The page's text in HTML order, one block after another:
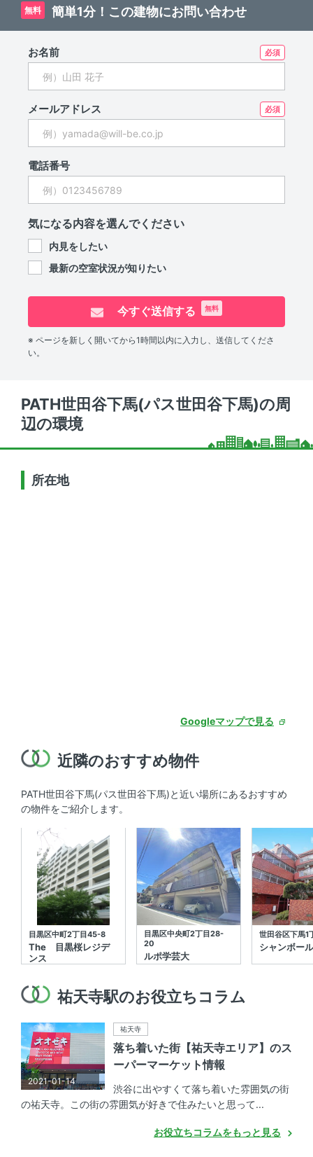
無料 簡単1分！この建物にお問い合わせ
お名前
メールアドレス
電話番号
気になる内容を選んでください
内見をしたい
最新の空室状況が知りたい
今すぐ送信する 無料
※ ページを新しく開いてから1時間以内に入力し、送信してくださ
い。
PATH世田谷下馬(パス世田谷下馬)の周
辺の環境
所在地
Googleマップで見る
近隣のおすすめ物件
PATH世田谷下馬(パス世田谷下馬)と近い場所にあるおすすめ
の物件をご紹介します。
目黒区中町2丁目45-8
The 目黒桜レジデ
ンス
目黒区中央町2丁目28-
20
ルポ学芸大
世田谷区下馬1
シャンボー
祐天寺駅のお役立ちコラム
2021-01-14
祐天寺
落ち着いた街【祐天寺エリア】のス
ーパーマーケット情報
渋谷に出やすくて落ち着いた雰囲気の街
の祐天寺。この街の雰囲気が好きで住みたいと思って...
お役立ちコラムをもっと見る